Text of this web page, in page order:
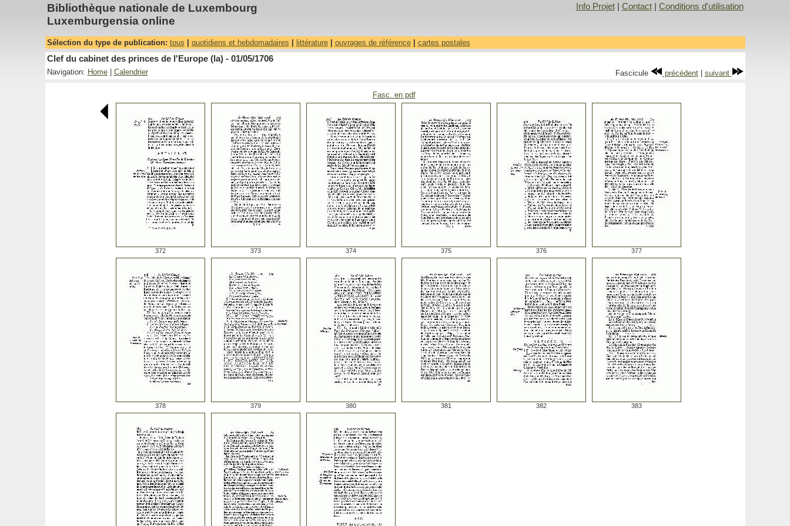
Bibliothèque nationale de Luxembourg
Luxemburgensia online
Info Projet| Contact| Conditions d'utilisation
Sélection du type de publication: tous quotidiens et hebdomadaires littérature| ouvrages de référence| cartes postales
Clef du cabinet des princes de l'Europe (la) - 01/05/1706
Navigation: Home| Calendrier Fascicule précédent| suivant
Fasc. en pdf
372 373 374 375 376 377
378 379 380 381 382 383